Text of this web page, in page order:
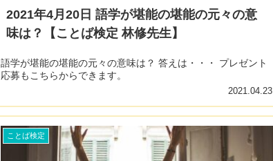
2021年4月20日 語学が堪能の堪能の元々の意
味は？【ことば検定 林修先生】
語学が堪能の堪能の元々の意味は？ 答えは・・・ プレゼント
応募もこちらからできます。
2021.04.23
ことば検定